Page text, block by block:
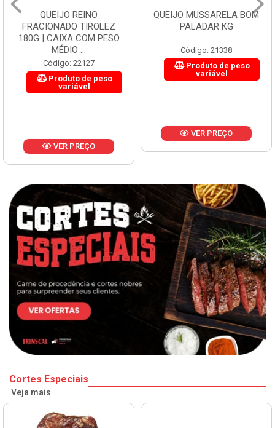
QUEIJO REINO
FRACIONADO TIROLEZ
180G | CAIXA COM PESO
MÉDIO ...
Código: 22127
Produto de peso
variável
VER PREÇO
QUEIJO MUSSARELA BOM
PALADAR KG
Código: 21338
Produto de peso
variável
VER PREÇO
Cortes Especiais
Veja mais